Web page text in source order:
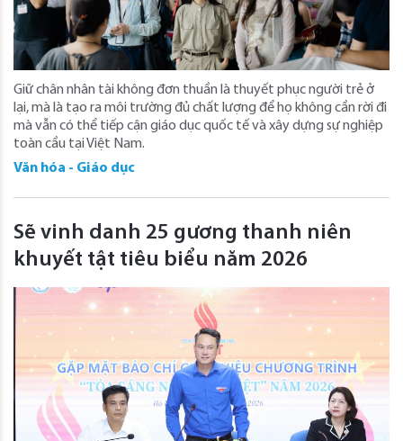
Giữ chân nhân tài không đơn thuần là thuyết phục người trẻ ở
lại, mà là tạo ra môi trường đủ chất lượng để họ không cần rời đi
mà vẫn có thể tiếp cận giáo dục quốc tế và xây dựng sự nghiệp
toàn cầu tại Việt Nam.
Văn hóa - Giáo dục
Sẽ vinh danh 25 gương thanh niên
khuyết tật tiêu biểu năm 2026